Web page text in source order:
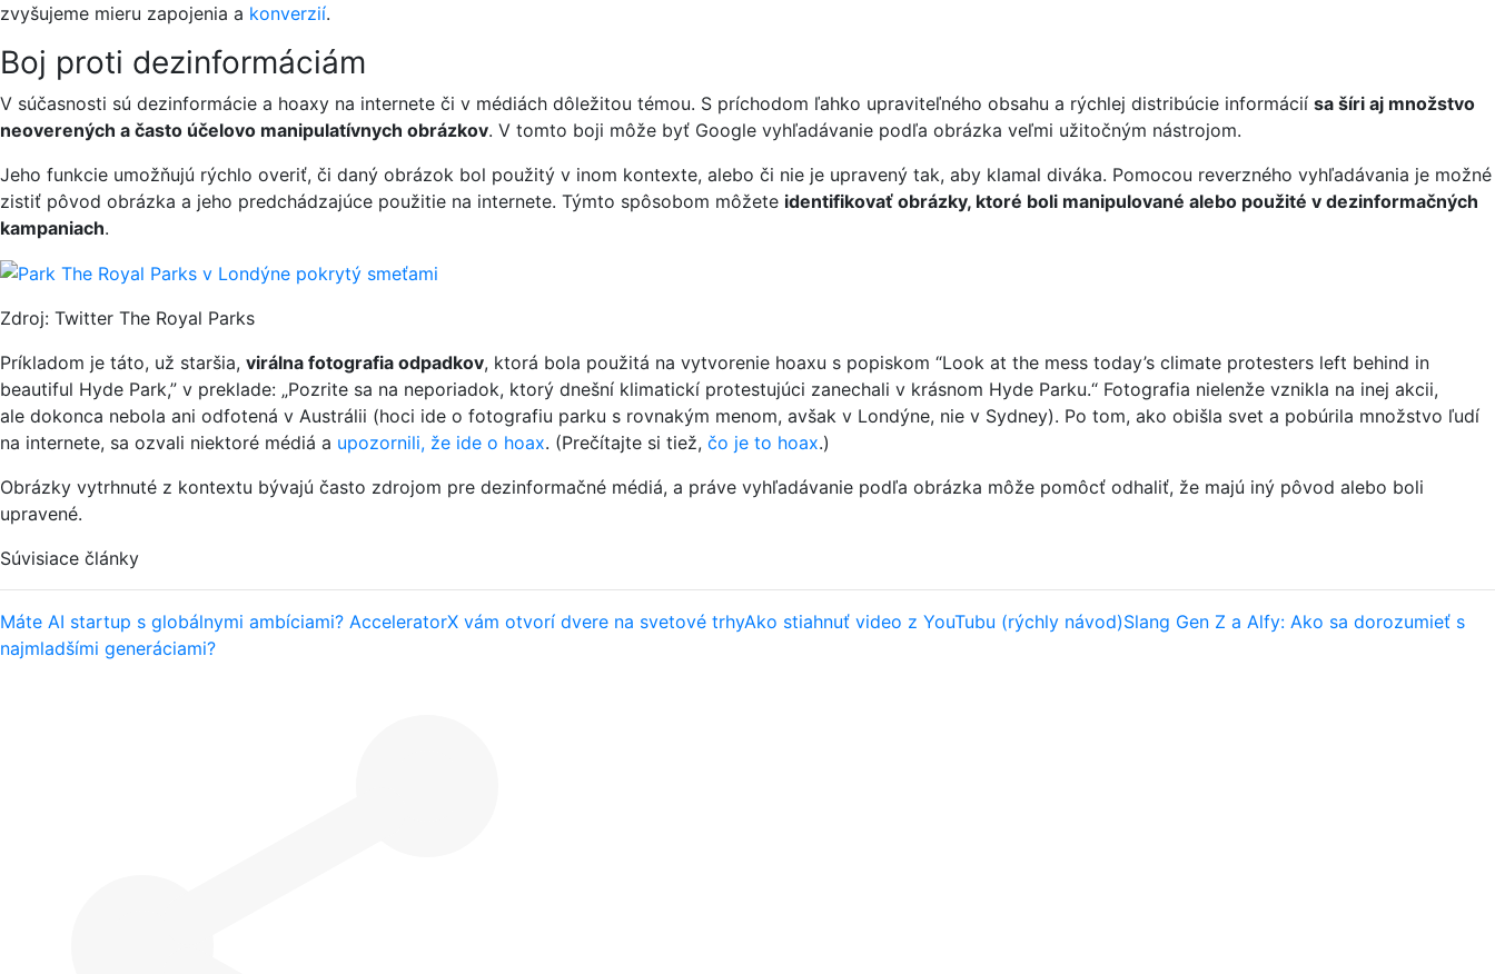
zvyšujeme mieru zapojenia a konverzií.
Boj proti dezinformáciám
V súčasnosti sú dezinformácie a hoaxy na internete či v médiách dôležitou témou. S príchodom ľahko upraviteľného obsahu a rýchlej distribúcie informácií sa šíri aj množstvo
neoverených a často účelovo manipulatívnych obrázkov. V tomto boji môže byť Google vyhľadávanie podľa obrázka veľmi užitočným nástrojom.
Jeho funkcie umožňujú rýchlo overiť, či daný obrázok bol použitý v inom kontexte, alebo či nie je upravený tak, aby klamal diváka. Pomocou reverzného vyhľadávania je možné
zistiť pôvod obrázka a jeho predchádzajúce použitie na internete. Týmto spôsobom môžete identifikovať obrázky, ktoré boli manipulované alebo použité v dezinformačných
kampaniach.
Zdroj: Twitter The Royal Parks
Príkladom je táto, už staršia, virálna fotografia odpadkov, ktorá bola použitá na vytvorenie hoaxu s popiskom “Look at the mess today’s climate protesters left behind in
beautiful Hyde Park,” v preklade: „Pozrite sa na neporiadok, ktorý dnešní klimatickí protestujúci zanechali v krásnom Hyde Parku.“ Fotografia nielenže vznikla na inej akcii,
ale dokonca nebola ani odfotená v Austrálii (hoci ide o fotografiu parku s rovnakým menom, avšak v Londýne, nie v Sydney). Po tom, ako obišla svet a pobúrila množstvo ľudí
na internete, sa ozvali niektoré médiá a upozornili, že ide o hoax. (Prečítajte si tiež, čo je to hoax.)
Obrázky vytrhnuté z kontextu bývajú často zdrojom pre dezinformačné médiá, a práve vyhľadávanie podľa obrázka môže pomôcť odhaliť, že majú iný pôvod alebo boli
upravené.
Súvisiace články
Máte AI startup s globálnymi ambíciami? AcceleratorX vám otvorí dvere na svetové trhyAko stiahnuť video z YouTubu (rýchly návod)Slang Gen Z a Alfy: Ako sa dorozumieť s
najmladšími generáciami?